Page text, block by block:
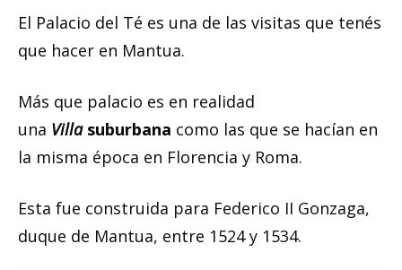
El Palacio del Té es una de las visitas que tenés
que hacer en Mantua.
Más que palacio es en realidad
una Villa suburbana como las que se hacían en
la misma época en Florencia y Roma.
Esta fue construida para Federico II Gonzaga,
duque de Mantua, entre 1524 y 1534.